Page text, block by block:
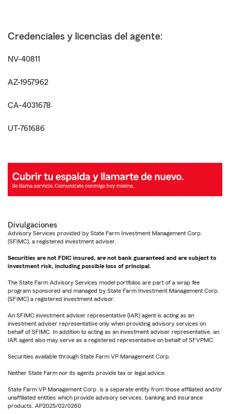
Credenciales y licencias del agente:
NV-40811
AZ-1957962
CA-4031678
UT-761686
Divulgaciones
Advisory Services provided by State Farm Investment Management Corp.
(SFIMC), a registered investment adviser.
Securities are not FDIC insured, are not bank guaranteed and are subject to
investment risk, including possible loss of principal.
The State Farm Advisory Services model portfolios are part of a wrap fee
program sponsored and managed by State Farm Investment Management Corp.
(SFIMC) a registered investment advisor.
An SFIMC investment adviser representative (IAR) agent is acting as an
investment adviser representative only when providing advisory services on
behalf of SFIMC. In addition to acting as an investment adviser representative, an
IAR agent also may serve as a registered representative on behalf of SFVPMC.
Securities available through State Farm VP Management Corp.
Neither State Farm nor its agents provide tax or legal advice.
State Farm VP Management Corp. is a separate entity from those affiliated and/or
unaffiliated entities which provide advisory services, banking and insurance
products. AP2025/02/0260